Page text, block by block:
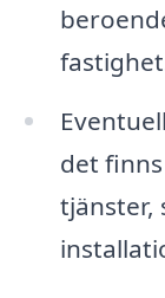
det
tjänster,